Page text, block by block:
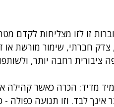
זו לזו מצליחות לקדם
חברתי, שימור מורשת או
ציבורית רחבה יותר,
מדיד: הכרה כאשר קהילה
לבד. וזו תנועה כפולה